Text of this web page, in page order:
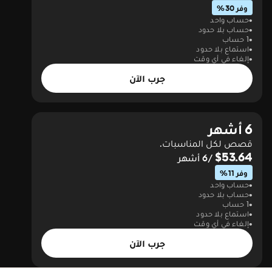
وفر 30%
حساب واحد
حساب بلا حدود
1 حساب
استماع بلا حدود
إلغاء في أي وقت
جرب الآن
6 أشهر
قصص لكل المناسبات.
$53.64 /6 أشهر
وفر 11%
حساب واحد
حساب بلا حدود
1 حساب
استماع بلا حدود
إلغاء في أي وقت
جرب الآن